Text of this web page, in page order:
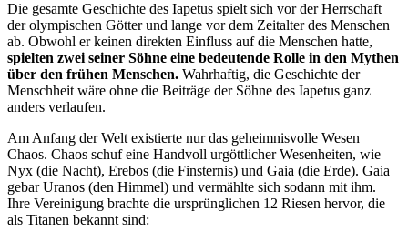
Die gesamte Geschichte des Iapetus spielt sich vor der Herrschaft
der olympischen Götter und lange vor dem Zeitalter des Menschen
ab. Obwohl er keinen direkten Einfluss auf die Menschen hatte,
spielten zwei seiner Söhne eine bedeutende Rolle in den Mythen
über den frühen Menschen. Wahrhaftig, die Geschichte der
Menschheit wäre ohne die Beiträge der Söhne des Iapetus ganz
anders verlaufen.
Am Anfang der Welt existierte nur das geheimnisvolle Wesen
Chaos. Chaos schuf eine Handvoll urgöttlicher Wesenheiten, wie
Nyx (die Nacht), Erebos (die Finsternis) und Gaia (die Erde). Gaia
gebar Uranos (den Himmel) und vermählte sich sodann mit ihm.
Ihre Vereinigung brachte die ursprünglichen 12 Riesen hervor, die
als Titanen bekannt sind: